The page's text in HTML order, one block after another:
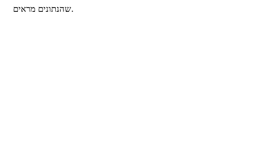
שהנתונים מראים.